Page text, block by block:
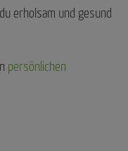
erholsam und gesund
persönlichen